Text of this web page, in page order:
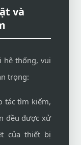
và
hệ thống, vui
trọng:
tác tìm kiếm,
đều được xử
của thiết bị